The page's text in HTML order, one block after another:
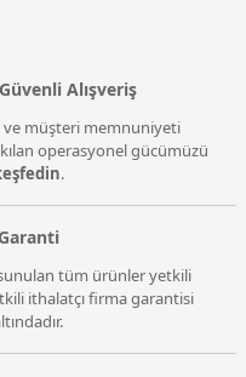
Alışveriş
ve müşteri memnuniyeti
operasyonel gücümüzü
.
Garanti
tüm ürünler yetkili
ithalatçı firma garantisi